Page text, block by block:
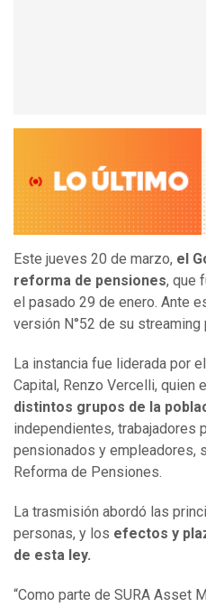
Este jueves 20 de marzo, el
reforma de pensiones, que
el pasado 29 de enero. Ante
versión N°52 de su
La instancia fue liderada por
Capital, Renzo Vercelli, quien e
distintos grupos de la
independientes, trabajadores
pensionados y empleadores,
Reforma de Pensiones.
La trasmisión abordó las
personas, y los efectos y
de esta ley.
“Como parte de SURA Asset